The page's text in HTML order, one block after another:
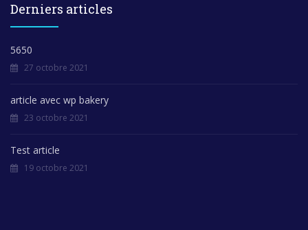
Derniers articles
5650
27 octobre 2021
article avec wp bakery
23 octobre 2021
Test article
19 octobre 2021